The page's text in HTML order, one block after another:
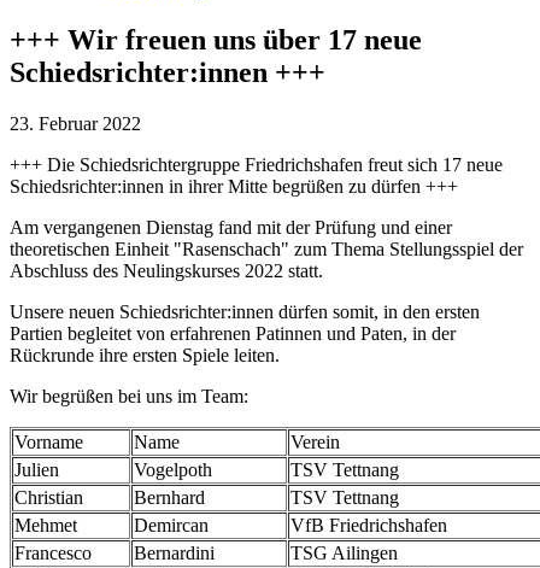
+++ Wir freuen uns über 17 neue
Schiedsrichter:innen +++
23. Februar 2022
+++ Die Schiedsrichtergruppe Friedrichshafen freut sich 17 neue
Schiedsrichter:innen in ihrer Mitte begrüßen zu dürfen +++
Am vergangenen Dienstag fand mit der Prüfung und einer
theoretischen Einheit "Rasenschach" zum Thema Stellungsspiel der
Abschluss des Neulingskurses 2022 statt.
Unsere neuen Schiedsrichter:innen dürfen somit, in den ersten
Partien begleitet von erfahrenen Patinnen und Paten, in der
Rückrunde ihre ersten Spiele leiten.
Wir begrüßen bei uns im Team:
Vorname Name
Verein
Julien
Vogelpoth
TSV Tettnang
Christian
Bernhard
TSV Tettnang
Mehmet
Demircan
VfB Friedrichshafen
Francesco
Bernardini
TSG Ailingen